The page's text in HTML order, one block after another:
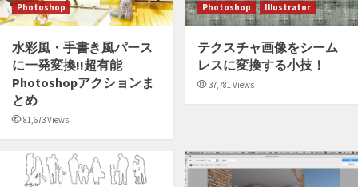
t
Photoshop
水彩風・手書き風パース
に一発変換!!超有能
Photoshopアクションま
とめ
81,673 Views
Photoshop Illustrator
テクスチャ画像をシーム
レスに変換する小技！
37,781 Views